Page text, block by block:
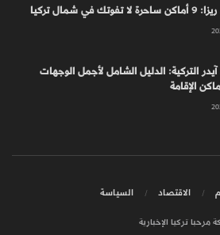
شمال تركيا
التركية: الدليل الشامل لأجمل الوجهات
الإقامة
الاقتصاد السياسة